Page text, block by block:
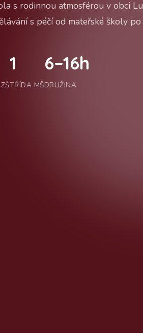
s rodinnou atmosférou v obci
s péčí od mateřské školy
1
TŘÍDA MŠ
6–16h
DRUŽINA